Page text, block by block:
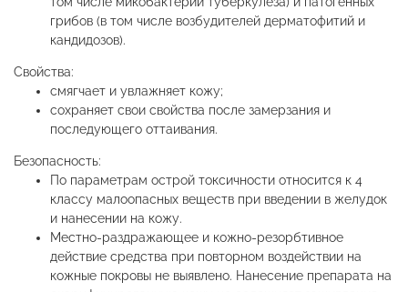
грибов (в том числе возбудителей дерматофитий и
кандидозов).
Свойства:
смягчает и увлажняет кожу;
сохраняет свои свойства после замерзания и
последующего оттаивания.
Безопасность:
По параметрам острой токсичности относится к 4
классу малоопасных веществ при введении в желудок
и нанесении на кожу.
Местно-раздражающее и кожно-резорбтивное
действие средства при повторном воздействии на
кожные покровы не выявлено. Нанесение препарата на